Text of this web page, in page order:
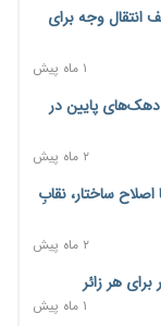
قانونی با هدف
۱ روز پیش
شد؛ افت ۲۵ درصدی تیراژ ایران‌خودرو،
۱ روز پیش
تأمین کالاهای
۱ روز پیش
سقف انتقال وجه برای
۱ ماه پیش
دهک‌های پایین در
۲ ماه پیش
ساختار، نقابِ
۲ ماه پیش
۱ ماه پیش